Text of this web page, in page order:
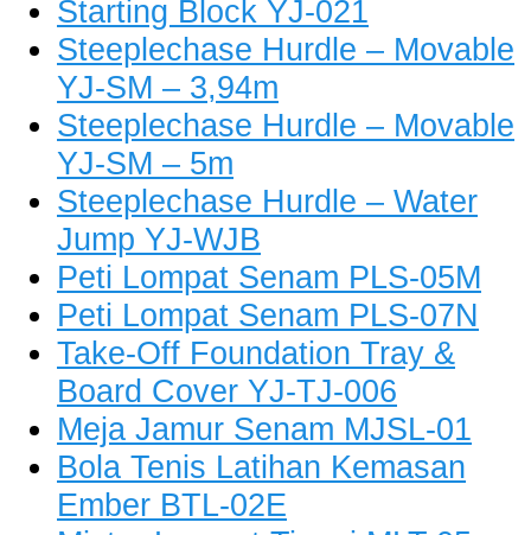
Starting Block YJ-021
Steeplechase Hurdle – Movable
YJ-SM – 3,94m
Steeplechase Hurdle – Movable
YJ-SM – 5m
Steeplechase Hurdle – Water
Jump YJ-WJB
Peti Lompat Senam PLS-05M
Peti Lompat Senam PLS-07N
Take-Off Foundation Tray &
Board Cover YJ-TJ-006
Meja Jamur Senam MJSL-01
Bola Tenis Latihan Kemasan
Ember BTL-02E